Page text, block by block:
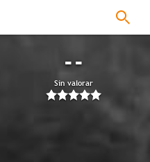
--
Sin valorar